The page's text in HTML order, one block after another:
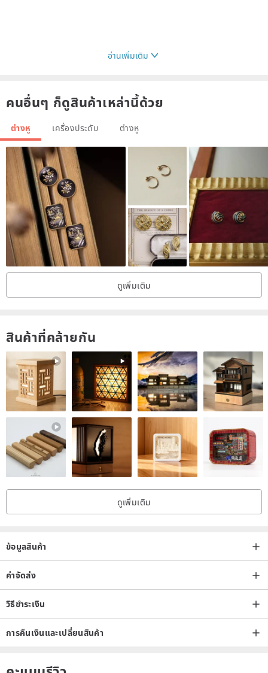
อ่านเพิ่มเติม
คนอื่นๆ ก็ดูสินค้าเหล่านี้ด้วย
ต่างหู เครื่องประดับ ต่างหู
ดูเพิ่มเติม
สินค้าที่คล้ายกัน
ดูเพิ่มเติม
ข้อมูลสินค้า
ค่าจัดส่ง
วิธีชำระเงิน
การคืนเงินและเปลี่ยนสินค้า